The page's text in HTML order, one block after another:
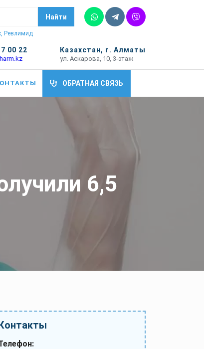
Найти
Ревлимид
WhatsappTelegram
Vber
00 22 Казахстан, г. Алматы
ул. Аскарова, 10, 3-этаж
ОБРАТНАЯ СВЯЗЬ
6,5